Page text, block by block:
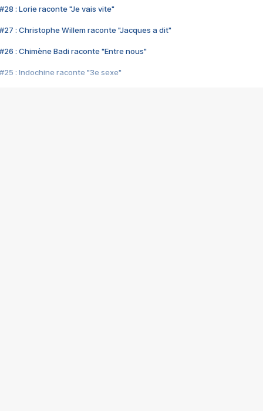
#28 : Lorie raconte "Je vais vite"
#27 : Christophe Willem raconte "Jacques a dit"
#26 : Chimène Badi raconte "Entre nous"
#25 : Indochine raconte "3e sexe"